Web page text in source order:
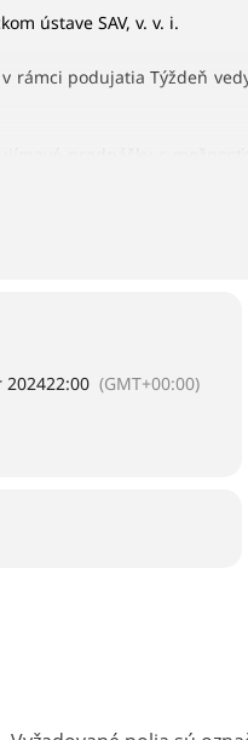
ústave SAV, v. v. i.
rámci podujatia Týždeň
pri SAV Vám v
202422:00 (GMT+00:00)